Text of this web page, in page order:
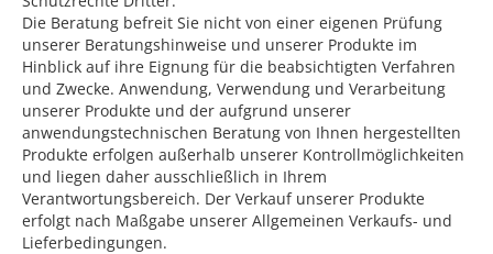
Die Beratung befreit Sie nicht von einer eigenen Prüfung
unserer Beratungshinweise und unserer Produkte im
Hinblick auf ihre Eignung für die beabsichtigten Verfahren
und Zwecke. Anwendung, Verwendung und Verarbeitung
unserer Produkte und der aufgrund unserer
anwendungstechnischen Beratung von Ihnen hergestellten
Produkte erfolgen außerhalb unserer Kontrollmöglichkeiten
und liegen daher ausschließlich in Ihrem
Verantwortungsbereich. Der Verkauf unserer Produkte
erfolgt nach Maßgabe unserer Allgemeinen Verkaufs- und
Lieferbedingungen.